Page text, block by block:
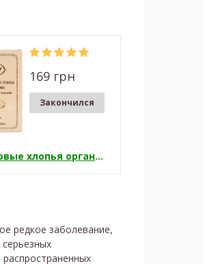
169 грн
Закончился
Амарантовые хлопья органические
редкое заболевание,